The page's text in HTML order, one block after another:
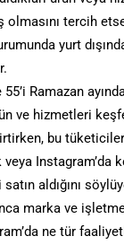
tercih
yurt
Ramazan
ve hizmetleri
bu
Instagram’da
aldığını
marka ve
ne tür